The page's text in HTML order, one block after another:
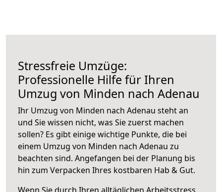
Stressfreie Umzüge:
Professionelle Hilfe für Ihren
Umzug von Minden nach Adenau
Ihr Umzug von Minden nach Adenau steht an
und Sie wissen nicht, was Sie zuerst machen
sollen? Es gibt einige wichtige Punkte, die bei
einem Umzug von Minden nach Adenau zu
beachten sind. Angefangen bei der Planung bis
hin zum Verpacken Ihres kostbaren Hab & Gut.